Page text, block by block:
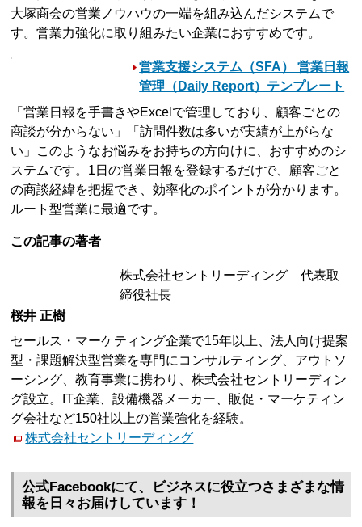
大塚商会の営業ノウハウの一端を組み込んだシステムで
す。営業力強化に取り組みたい企業におすすめです。
営業支援システム（SFA） 営業日報
管理（Daily Report）テンプレート
「営業日報を手書きやExcelで管理しており、顧客ごとの
商談が分からない」「訪問件数は多いが実績が上がらな
い」このようなお悩みをお持ちの方向けに、おすすめのシ
ステムです。1日の営業日報を登録するだけで、顧客ごと
の商談経緯を把握でき、効率化のポイントが分かります。
ルート型営業に最適です。
この記事の著者
株式会社セントリーディング 代表取
締役社長
桜井 正樹
セールス・マーケティング企業で15年以上、法人向け提案
型・課題解決型営業を専門にコンサルティング、アウトソ
ーシング、教育事業に携わり、株式会社セントリーディン
グ設立。IT企業、設備機器メーカー、販促・マーケティン
グ会社など150社以上の営業強化を経験。
株式会社セントリーディング
公式Facebookにて、ビジネスに役立つさまざまな情
報を日々お届けしています！